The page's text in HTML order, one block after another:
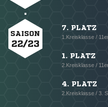
SAISON
22/23
7. PLATZ
1.Kreisklasse /
1. PLATZ
2.Kreisklasse /
4. PLATZ
2.Kreisklasse / 3.